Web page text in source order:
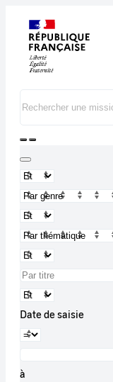
Date de saisie
à